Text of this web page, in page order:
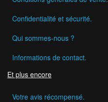
Confidentialité et sécurité.
Qui sommes-nous ?
Informations de contact.
Et plus encore
Votre avis récompensé.